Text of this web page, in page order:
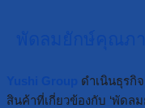
ดำเนินธุรกิ
สินค้าที่เกี่ยวข้องกับ ‘พัด